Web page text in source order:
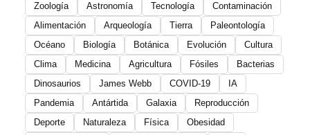
Zoología Astronomía Tecnología
Contaminación
Alimentación
Arqueología Tierra
Paleontología
Océano
Biología Botánica Evolución
Cultura
Clima
Medicina Agricultura Fósiles
Bacterias
Dinosaurios
James Webb COVID-19
IA
Pandemia
Antártida Galaxia
Reproducción
Deporte
Naturaleza Física
Obesidad